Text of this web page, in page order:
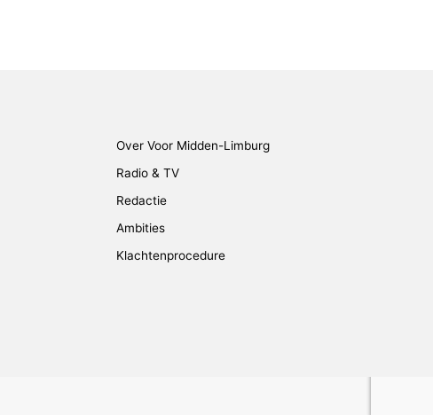
Over Voor Midden-Limburg
Radio & TV
Redactie
Ambities
Klachtenprocedure